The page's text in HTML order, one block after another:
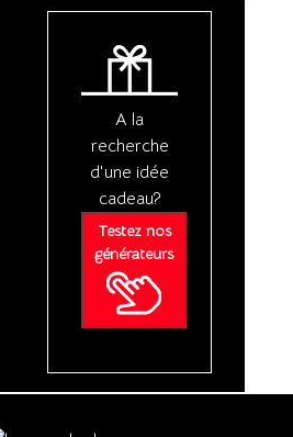
A la
recherche
d'une idée
cadeau?
Testez nos
générateurs